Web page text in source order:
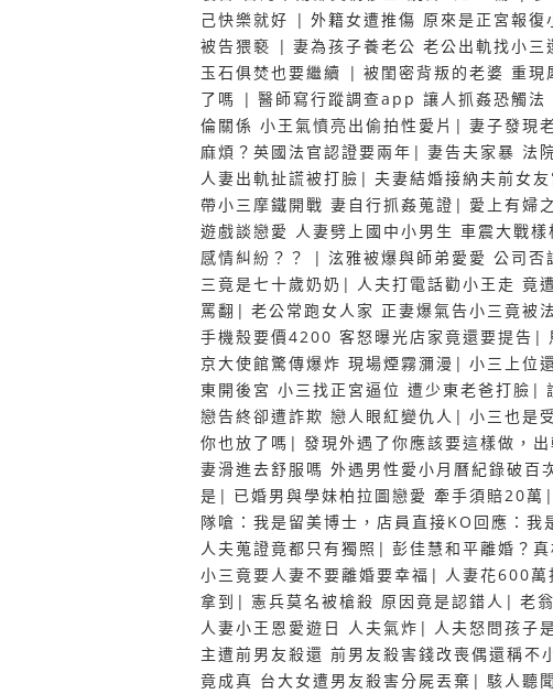
己快樂就好 | 外籍女遭推傷 原來是正宮報復
被告猥褻 | 妻為孩子養老公 老公出軌找小三
玉石俱焚也要繼續 | 被閨密背叛的老婆 重現
了嗎 | 醫師寫行蹤調查app 讓人抓姦恐觸法
倫關係 小王氣憤亮出偷拍性愛片 | 妻子發現
麻煩？英國法官認證要兩年 | 妻告夫家暴 法
人妻出軌扯謊被打臉 | 夫妻結婚接納夫前女
帶小三摩鐵開戰 妻自行抓姦蒐證 | 愛上有婦
遊戲談戀愛 人妻劈上國中小男生 車震大戰樣
感情糾紛？？
| 泫雅被爆與師弟愛愛 公司否
三竟是七十歲奶奶 | 人夫打電話勸小王走 竟
罵翻 | 老公常跑女人家 正妻爆氣告小三竟被
手機殼要價4200 客怒曝光店家竟還要提告 |
京大使館驚傳爆炸 現場煙霧瀰漫 | 小三上位
東開後宮 小三找正宮逼位 遭少東老爸打臉 |
戀告終卻遭詐欺 戀人眼紅變仇人 | 小三也是
你也放了嗎 | 發現外遇了你應該要這樣做，
妻滑進去舒服嗎 外遇男性愛小月曆紀錄破百
是 | 已婚男與學妹柏拉圖戀愛 牽手須賠20萬 |
隊嗆：我是留美博士，店員直接KO回應：我
人夫蒐證竟都只有獨照 | 彭佳慧和平離婚？
小三竟要人妻不要離婚要幸福 | 人妻花600
拿到 | 憲兵莫名被槍殺 原因竟是認錯人 | 老
人妻小王恩愛遊日 人夫氣炸 | 人夫怒問孩子
主遭前男友殺還 前男友殺害錢改喪偶還稱不
竟成真 台大女遭男友殺害分屍丟棄 | 駭人聽